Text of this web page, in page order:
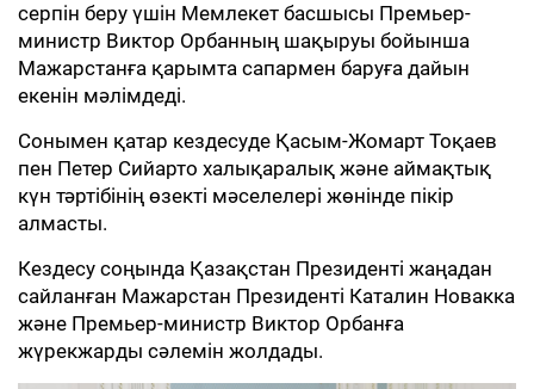
серпін беру үшін Мемлекет басшысы Премьер-
министр Виктор Орбанның шақыруы бойынша
Мажарстанға қарымта сапармен баруға дайын
екенін мәлімдеді.
Сонымен қатар кездесуде Қасым-Жомарт Тоқаев
пен Петер Сийарто халықаралық және аймақтық
күн тәртібінің өзекті мәселелері жөнінде пікір
алмасты.
Кездесу соңында Қазақстан Президенті жаңадан
сайланған Мажарстан Президенті Каталин Новакка
және Премьер-министр Виктор Орбанға
жүрекжарды сәлемін жолдады.